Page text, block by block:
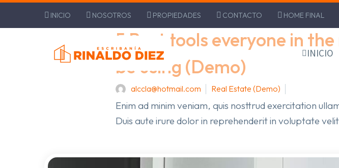
INICIO NOSOTROS PROPIEDADES CONTACTO HOME FINAL
INICIO
Home Real Estate (Demo) 5 Best tools everyone in the real
5 Best tools everyone in
be using (Demo)
alccla@hotmail.com Real Estate (Demo)
Enim ad minim veniam, quis nosttrud exercitation
Duis aute irure dolor in reprehenderit in voluptate